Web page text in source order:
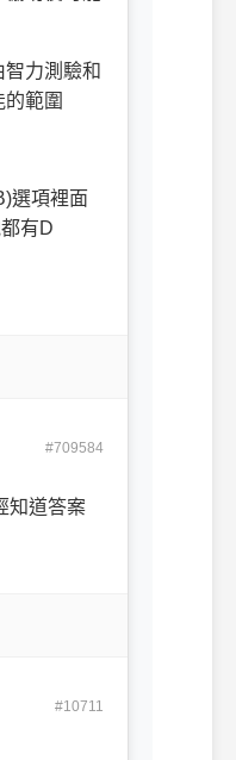
智力測驗和
範圍
選項裡面
有D
#709584
知道答案
#10711